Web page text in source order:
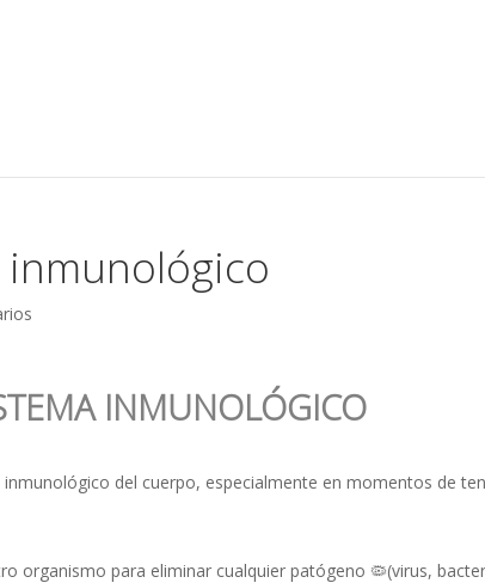
inmunológico
INMUNOLÓGICO
del cuerpo, especialmente en momentos de
organismo para eliminar cualquier patógeno 🦠(virus,